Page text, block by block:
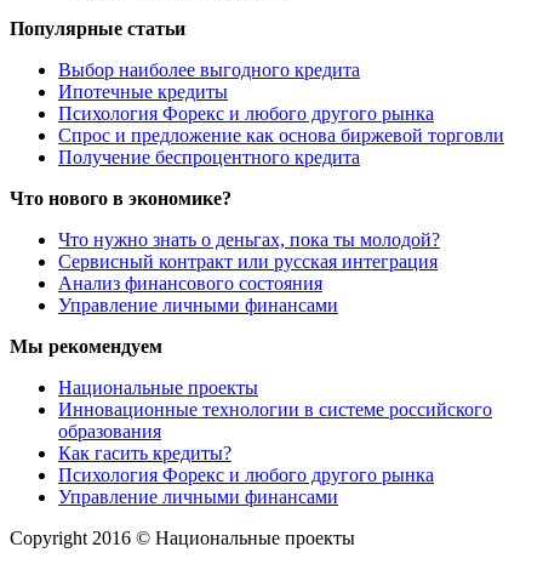
Популярные статьи
Выбор наиболее выгодного кредита
Ипотечные кредиты
Психология Форекс и любого другого рынка
Спрос и предложение как основа биржевой торговли
Получение беспроцентного кредита
Что нового в экономике?
Что нужно знать о деньгах, пока ты молодой?
Сервисный контракт или русская интеграция
Анализ финансового состояния
Управление личными финансами
Мы рекомендуем
Национальные проекты
Инновационные технологии в системе российского
образования
Как гасить кредиты?
Психология Форекс и любого другого рынка
Управление личными финансами
Copyright 2016 © Национальные проекты